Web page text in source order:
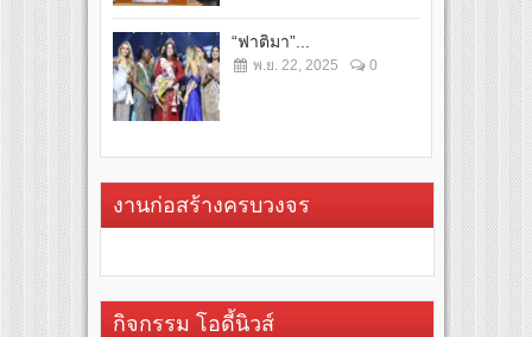
“ฟาติมา”...
พ.ย. 22, 2025 0
งานก่อสร้างครบวงจร
กิจกรรม โอดี้นิวส์